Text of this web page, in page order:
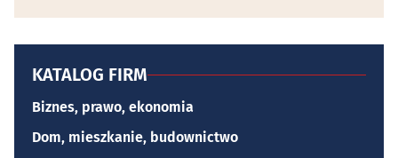
KATALOG FIRM
Biznes, prawo, ekonomia
Dom, mieszkanie, budownictwo